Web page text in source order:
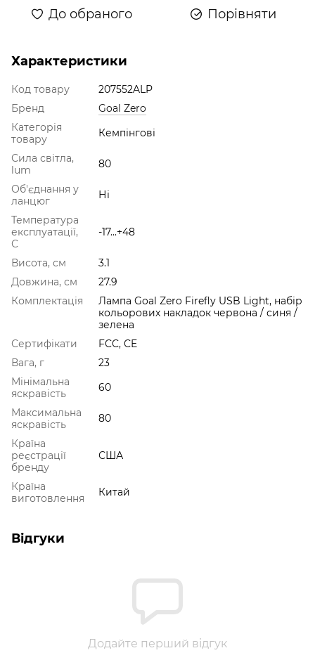
До обраного Порівняти
Характеристики
Код товару
207552ALP
Бренд
Goal Zero
Категорія
товару
Кемпінгові
Сила світла,
lum
80
Об'єднання у
ланцюг
Ні
Температура
експлуатації,
С
-17...+48
Висота, см
3.1
Довжина, см
27.9
Комплектація
Лампа Goal Zero Firefly USB Light, набір
кольорових накладок червона / синя /
зелена
Сертифікати
FCC, CE
Вага, г
23
Мінімальна
яскравість
60
Максимальна
яскравість
80
Країна
реєстрації
бренду
США
Країна
виготовлення
Китай
Відгуки
Додайте перший відгук